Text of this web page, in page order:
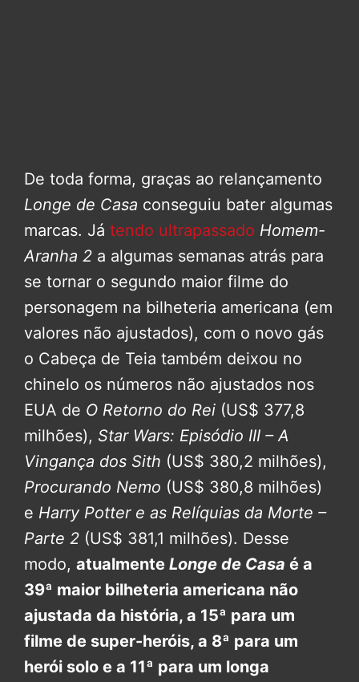
De toda forma, graças ao relançamento
Longe de Casa conseguiu bater algumas
marcas. Já tendo ultrapassado Homem-
Aranha 2 a algumas semanas atrás para
se tornar o segundo maior filme do
personagem na bilheteria americana (em
valores não ajustados), com o novo gás
o Cabeça de Teia também deixou no
chinelo os números não ajustados nos
EUA de O Retorno do Rei (US$ 377,8
milhões), Star Wars: Episódio III – A
Vingança dos Sith (US$ 380,2 milhões),
Procurando Nemo (US$ 380,8 milhões)
e Harry Potter e as Relíquias da Morte –
Parte 2 (US$ 381,1 milhões). Desse
modo, atualmente Longe de Casa é a
39ª maior bilheteria americana não
ajustada da história, a 15ª para um
filme de super-heróis, a 8ª para um
herói solo e a 11ª para um longa